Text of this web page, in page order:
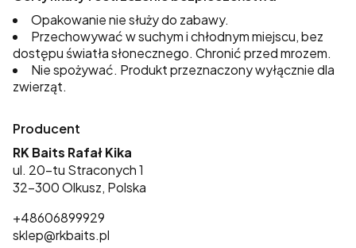
Opakowanie nie służy do zabawy.
Przechowywać w suchym i chłodnym miejscu, bez
dostępu światła słonecznego. Chronić przed mrozem.
Nie spożywać. Produkt przeznaczony wyłącznie dla
zwierząt.
Producent
RK Baits Rafał Kika
ul. 20-tu Straconych 1
32-300 Olkusz, Polska
+48606899929
sklep@rkbaits.pl